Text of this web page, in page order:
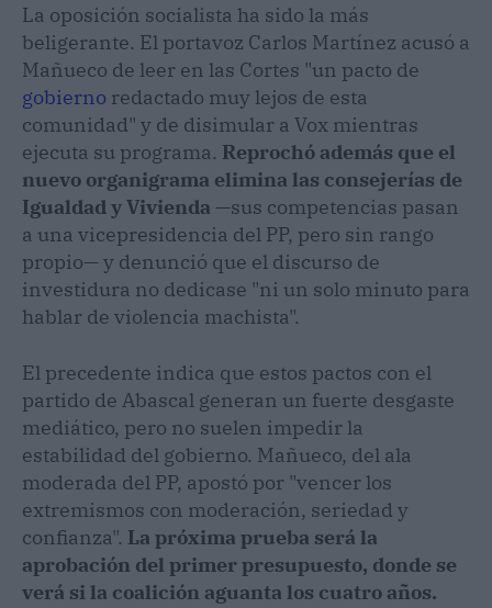
La oposición socialista ha sido la más
beligerante. El portavoz Carlos Martínez acusó a
Mañueco de leer en las Cortes "un pacto de
gobierno redactado muy lejos de esta
comunidad" y de disimular a Vox mientras
ejecuta su programa. Reprochó además que el
nuevo organigrama elimina las consejerías de
Igualdad y Vivienda —sus competencias pasan
a una vicepresidencia del PP, pero sin rango
propio— y denunció que el discurso de
investidura no dedicase "ni un solo minuto para
hablar de violencia machista".
El precedente indica que estos pactos con el
partido de Abascal generan un fuerte desgaste
mediático, pero no suelen impedir la
estabilidad del gobierno. Mañueco, del ala
moderada del PP, apostó por "vencer los
extremismos con moderación, seriedad y
confianza". La próxima prueba será la
aprobación del primer presupuesto, donde se
verá si la coalición aguanta los cuatro años.